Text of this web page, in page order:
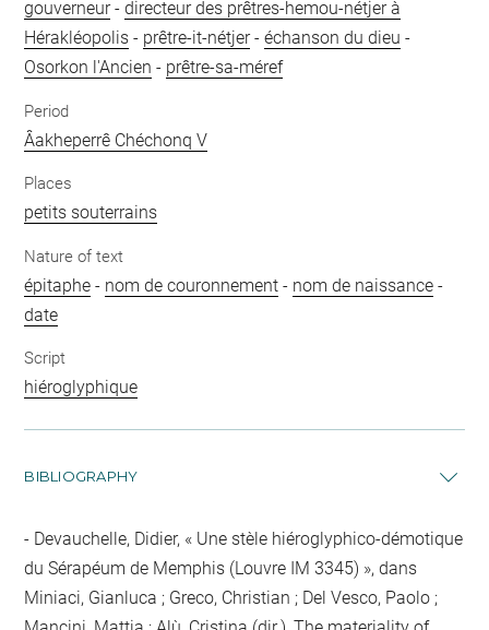
gouverneur-directeur des prêtres-hemou-nétjer à
Hérakléopolis - prêtre-it-nétjer-échanson du dieu -
Osorkon l'Ancien - prêtre-sa-méref
Period
Âakheperrê Chéchonq V
Places
petits souterrains
Nature of text
épitaphe - nom de couronnement - nom de naissance -
date
Script
hiéroglyphique
BIBLIOGRAPHY
Devauchelle, Didier, « Une stèle hiéroglyphico-démotique
du Sérapéum de Memphis (Louvre IM 3345) », dans
Miniaci, Gianluca ; Greco, Christian ; Del Vesco, Paolo ;